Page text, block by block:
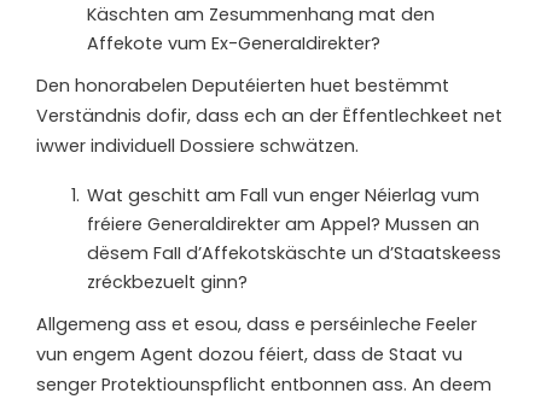
Käschten am Zesummenhang mat den
Affekote vum Ex-GeneraIdirekter?
Den honorabelen Deputéierten huet bestëmmt
Verständnis dofir, dass ech an der Ëffentlechkeet net
iwwer individuell Dossiere schwätzen.
Wat geschitt am Fall vun enger Néierlag vum
fréiere Generaldirekter am Appel? Mussen an
dësem FaII d’Affekotskäschte un d’Staatskeess
zréckbezuelt ginn?
Allgemeng ass et esou, dass e perséinleche Feeler
vun engem Agent dozou féiert, dass de Staat vu
senger Protektiounspflicht entbonnen ass. An deem